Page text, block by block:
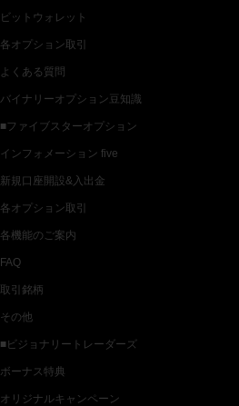
ビットウォレット
各オプション取引
よくある質問
バイナリーオプション豆知識
■ファイブスターオプション
インフォメーション five
新規口座開設&入出金
各オプション取引
各機能のご案内
FAQ
取引銘柄
その他
■ビジョナリートレーダーズ
ボーナス特典
オリジナルキャンペーン